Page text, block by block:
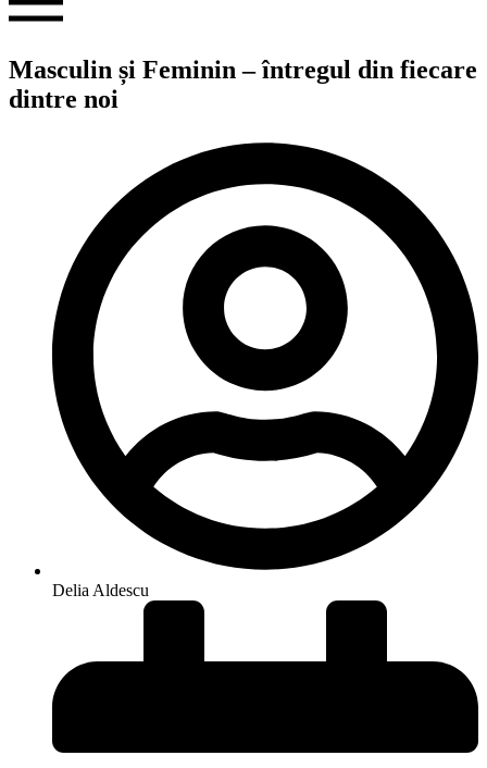
Masculin și Feminin – întregul din fiecare
dintre noi
Delia Aldescu